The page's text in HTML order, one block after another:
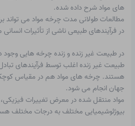
های مواد شرح داده شده.
مطالعات طولانی مدت چرخه مواد می تواند
در فرآیندهای طبیعی ناشی از تأثیرات انسانی
در طبیعت غیر زنده و زنده چرخه هایی وجود
طبیعت غیر زنده اغلب توسط فرآیندهای
هستند. چرخه های مواد هم در مقیاس
جهان انجام می شود.
مواد منتقل شده در معرض تغییرات فیزیکی،
بیوژئوشیمیایی مختلف به درجات مختلف